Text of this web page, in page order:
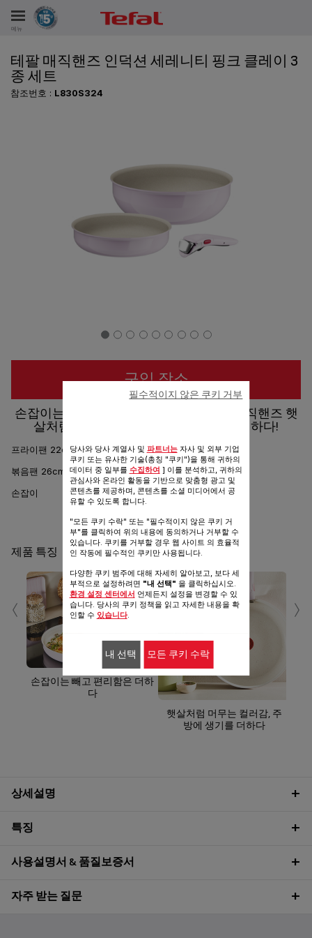
메뉴
테팔 매직핸즈 인덕션 세레니티 핑크 클레이 3
종 세트
참조번호 : L830S324
구입 장소
손잡이는 -빼고 편리함은 +더하고, 테팔 매직핸즈 햇
살처럼 머무는 컬러감, 주방에 생기를 더하다!
프라이팬 22cm
볶음팬 26cm
손잡이
공유 보내기
제품 특징
손잡이는 빼고 편리함은 더하
다
햇살처럼 머무는 컬러감, 주
방에 생기를 더하다
‹ ›
상세설명
특징
사용설명서 & 품질보증서
자주 받는 질문
당사와 당사 계열사 및 파트너는자사 및 외부 기업
쿠키 또는 유사한 기술(총칭 "쿠키")을 통해 귀하의
데이터 중 일부를 수집하여 ] 이를 분석하고, 귀하의
관심사와 온라인 활동을 기반으로 맞춤형 광고 및
콘텐츠를 제공하며, 콘텐츠를 소셜 미디어에서 공
유할 수 있도록 합니다.
"모든 쿠키 수락" 또는 "필수적이지 않은 쿠키 거
부"를 클릭하여 위의 내용에 동의하거나 거부할 수
있습니다. 쿠키를 거부할 경우 웹 사이트 의 효율적
인 작동에 필수적인 쿠키만 사용됩니다.
다양한 쿠키 범주에 대해 자세히 알아보고, 보다 세
부적으로 설정하려면 "내 선택" 을 클릭하십시오.
환경 설정 센터에서 언제든지 설정을 변경할 수 있
습니다. 당사의 쿠키 정책을 읽고 자세한 내용을 확
인할 수 있습니다.
필수적이지 않은 쿠키 거부
내 선택 모든 쿠키 수락